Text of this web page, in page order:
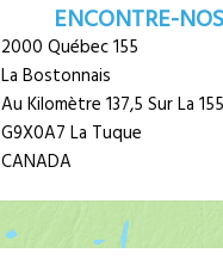
ENCONTRE-
2000 Québec 155
La Bostonnais
Au Kilomètre 137,5 Sur La
G9X0A7 La Tuque
CANADA